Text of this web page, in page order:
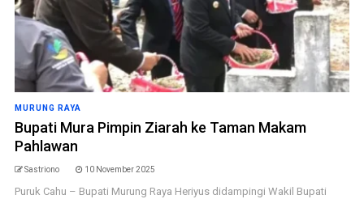
MURUNG RAYA
Bupati Mura Pimpin Ziarah ke Taman Makam
Pahlawan
Sastriono 10 November 2025
Puruk Cahu – Bupati Murung Raya Heriyus didampingi Wakil Bupati